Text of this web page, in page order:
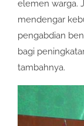
elemen warga.
mendengar
pengabdian
bagi
tambahnya.